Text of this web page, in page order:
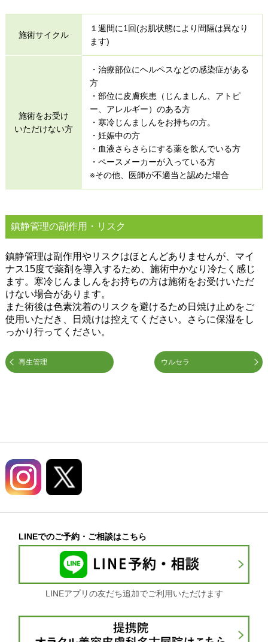
施術サイクル
１週間に1回(お肌状態により間隔は異なり
ます)
施術をお受け
いただけない方
・治療部位にヘルペスなどの感染症がある
方
・部位に皮膚疾患（じんましん、アトピ
ー、アレルギー）のある方
・寒冷じんましんをお持ちの方。
・妊娠中の方
・血液さらさらにする薬を飲んでいる方
・ペースメーカーが入っている方
※その他、医師が不適当と認めた場合
鎮静管理の副作用・リスク
鎮静管理は副作用やリスクはほとんどありませんが、マイ
ナス15度で薬剤を導入するため、施術中かなり冷たく感じ
ます。寒冷じんましんをお持ちの方は施術をお受けいただ
けない場合があります。
また術後は色素沈着のリスクを避けるため日焼け止めをご
使用いただき、日焼けは控えてください。さらに保湿をし
っかり行ってください。
ウルセラ
再生管理
LINEでのご予約・ご相談はこちら
LINEアプリの友だち追加でご利用いただけます